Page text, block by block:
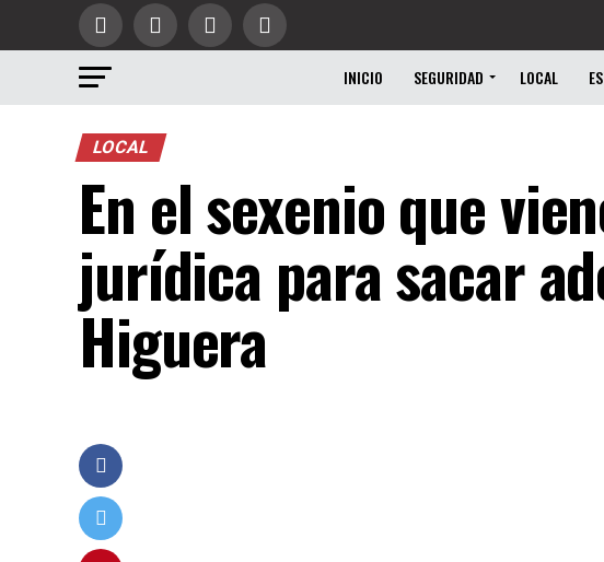
INICIO SEGURIDAD LOCAL
LOCAL
En el sexenio que
jurídica para sacar
Higuera